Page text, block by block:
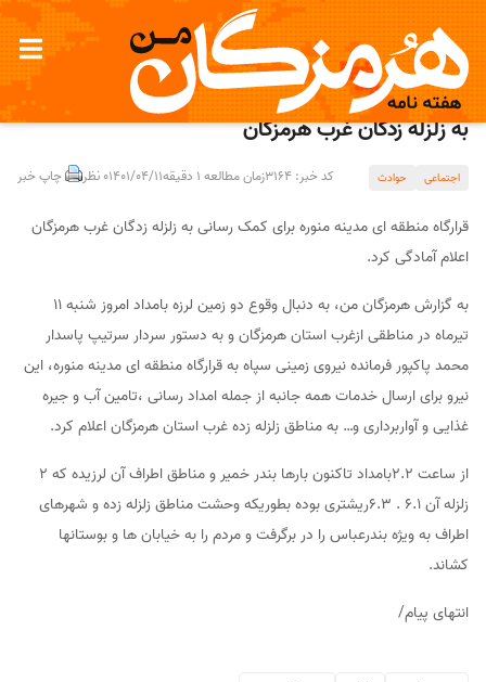
آمادگی قرارگاه منطقه ای مدینه منوره برای کمک رسانی
به زلزله زدگان غرب هرمزگان
اجتماعی حوادث کد خبر: 3164 زمان مطالعه 1 دقیقه 1401/04/110 نظر چاپ خبر
قرارگاه منطقه ای مدینه منوره برای کمک رسانی به زلزله زدگان غرب هرمزگان
اعلام آمادگی کرد.
به گزارش هرمزگان من، به دنبال وقوع دو زمین لرزه بامداد امروز شنبه 11
تیرماه در مناطقی ازغرب استان هرمزگان و به دستور سردار سرتیپ پاسدار
محمد پاکپور فرمانده نیروی زمینی سپاه به قرارگاه منطقه ای مدینه منوره، این
نیرو برای ارسال خدمات همه جانبه از جمله امداد رسانی ،تامین آب و جیره
غذایی و آواربرداری و… به مناطق زلزله زده غرب استان هرمزگان اعلام کرد.
از ساعت ۲.۲بامداد تاکنون بارها بندر خمیر و مناطق اطراف آن لرزیده که ۲
زلزله آن ۶.۱ . ۶.۳ریشتری بوده بطوریکه وحشت مناطق زلزله زده و شهرهای
اطراف به ویژه بندرعباس را در برگرفت و مردم را به خیابان ها و بوستانها
کشاند.
انتهای پیام/